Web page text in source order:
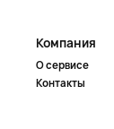
Компания
О сервисе
Контакты